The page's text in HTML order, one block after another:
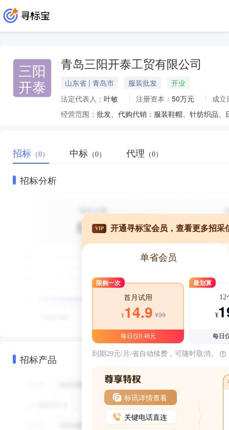
三阳
开泰
青岛三阳开泰工贸有限公司
山东省 | 青岛市 服装批发
开业
法定代表人： 叶敏 注册资本： 50万元
成立
经营范围：
招标 （0） 中标 （0） 代理 （0）
招标分析
招标产品
VIP 开通寻标宝会员，查看更多招采
单省会员
限购一次
首月试用
¥14.9 ¥39
每日仅0.48元
最划算
12
¥
每日
到期29元/月/省自动续费，可随时取消。
标讯详情查看
关键电话直连